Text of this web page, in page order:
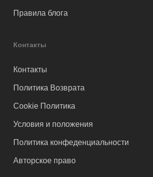
Правила блога
Контакты
Контакты
Политика Возврата
Cookie Политика
Условия и положения
Политика конфеденциальности
Авторское право